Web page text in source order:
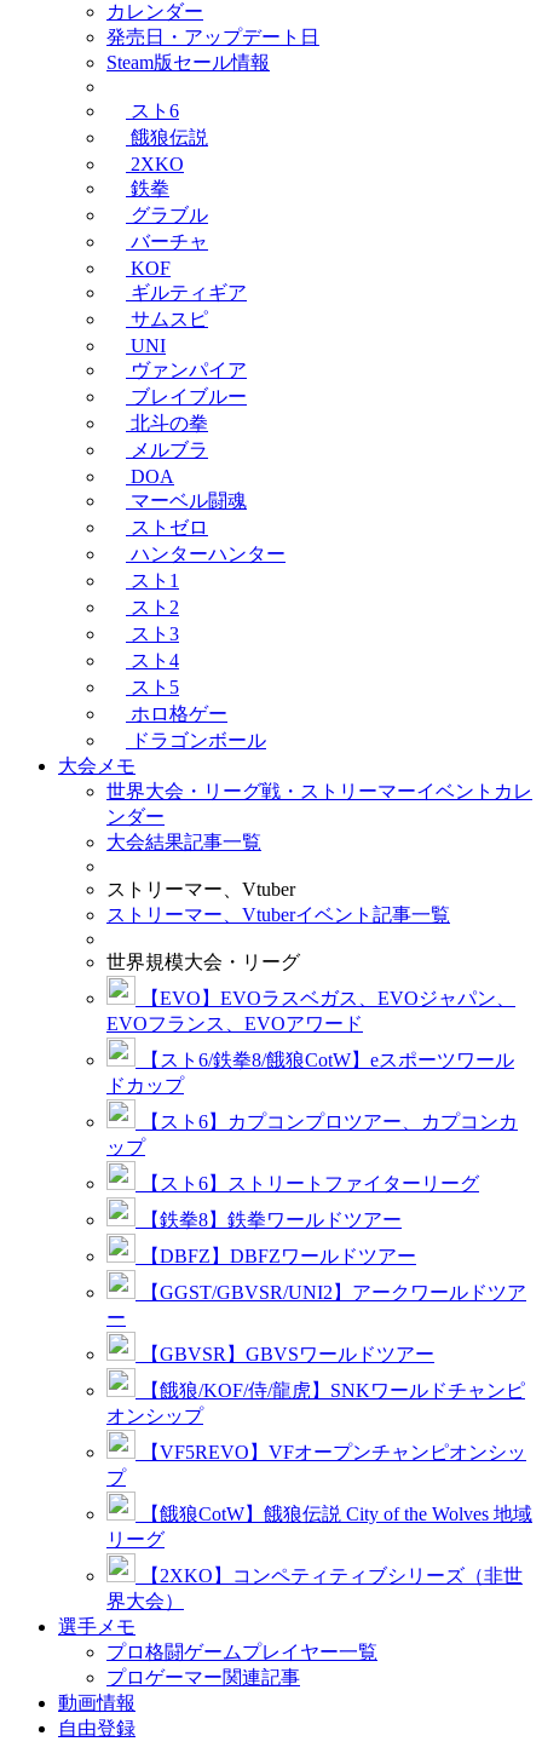
カレンダー
発売日・アップデート日
Steam版セール情報
スト6
餓狼伝説
2XKO
鉄拳
グラブル
バーチャ
KOF
ギルティギア
サムスピ
UNI
ヴァンパイア
ブレイブルー
北斗の拳
メルブラ
DOA
マーベル闘魂
ストゼロ
ハンターハンター
スト1
スト2
スト3
スト4
スト5
ホロ格ゲー
ドラゴンボール
大会メモ
世界大会・リーグ戦・ストリーマーイベントカレ
ンダー
大会結果記事一覧
ストリーマー、Vtuber
ストリーマー、Vtuberイベント記事一覧
世界規模大会・リーグ
【EVO】EVOラスベガス、EVOジャパン、
EVOフランス、EVOアワード
【スト6/鉄拳8/餓狼CotW】eスポーツワール
ドカップ
【スト6】カプコンプロツアー、カプコンカ
ップ
【スト6】ストリートファイターリーグ
【鉄拳8】鉄拳ワールドツアー
【DBFZ】DBFZワールドツアー
【GGST/GBVSR/UNI2】アークワールドツア
ー
【GBVSR】GBVSワールドツアー
【餓狼/KOF/侍/龍虎】SNKワールドチャンピ
オンシップ
【VF5REVO】VFオープンチャンピオンシッ
プ
【餓狼CotW】餓狼伝説 City of the Wolves 地域
リーグ
【2XKO】コンペティティブシリーズ（非世
界大会）
選手メモ
プロ格闘ゲームプレイヤー一覧
プロゲーマー関連記事
動画情報
自由登録